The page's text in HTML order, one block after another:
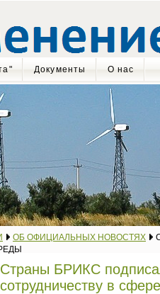
Документы О нас
ОБ ОФИЦИАЛЬНЫХ НОВОСТЯХ
Страны БРИКС
сотрудничеству в